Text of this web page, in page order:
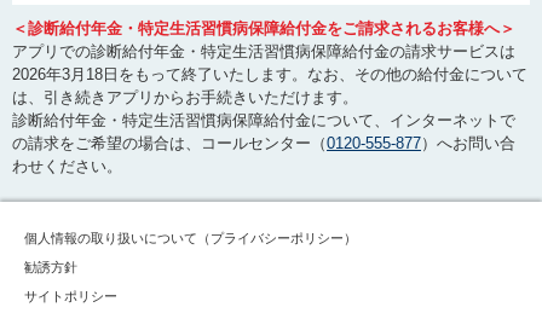
＜診断給付年金・特定生活習慣病保障給付金をご請求されるお客様へ＞
アプリでの診断給付年金・特定生活習慣病保障給付金の請求サービスは
2026年3月18日をもって終了いたします。なお、その他の給付金について
は、引き続きアプリからお手続きいただけます。
診断給付年金・特定生活習慣病保障給付金について、インターネットで
の請求をご希望の場合は、コールセンター（0120-555-877）へお問い合
わせください。
個人情報の取り扱いについて（プライバシーポリシー）
勧誘方針
サイトポリシー